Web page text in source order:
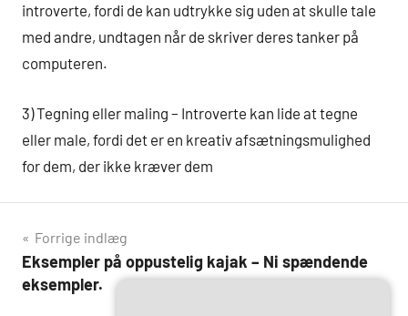
introverte, fordi de kan udtrykke sig uden at skulle tale
med andre, undtagen når de skriver deres tanker på
computeren.
3) Tegning eller maling – Introverte kan lide at tegne
eller male, fordi det er en kreativ afsætningsmulighed
for dem, der ikke kræver dem
Indlægsnavigation
Forrige indlæg
Eksempler på oppustelig kajak – Ni spændende
eksempler.